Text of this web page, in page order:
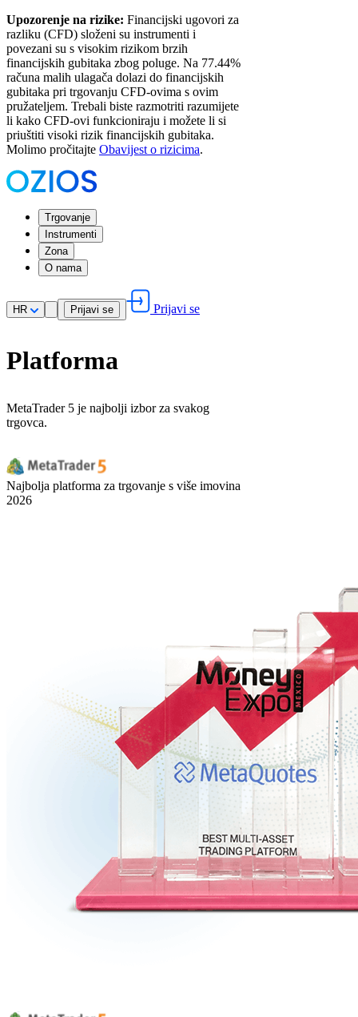
Upozorenje na rizike: Financijski ugovori za
razliku (CFD) složeni su instrumenti i
povezani su s visokim rizikom brzih
financijskih gubitaka zbog poluge. Na 77.44%
računa malih ulagača dolazi do financijskih
gubitaka pri trgovanju CFD-ovima s ovim
pružateljem. Trebali biste razmotriti razumijete
li kako CFD-ovi funkcioniraju i možete li si
priuštiti visoki rizik financijskih gubitaka.
Molimo pročitajte Obavijest o rizicima.
Trgovanje
Instrumenti
Zona
O nama
HR Prijavi se Prijavi se
Platforma
MetaTrader 5 je najbolji izbor za svakog
trgovca.
Najbolja platforma za trgovanje s više imovina
2026